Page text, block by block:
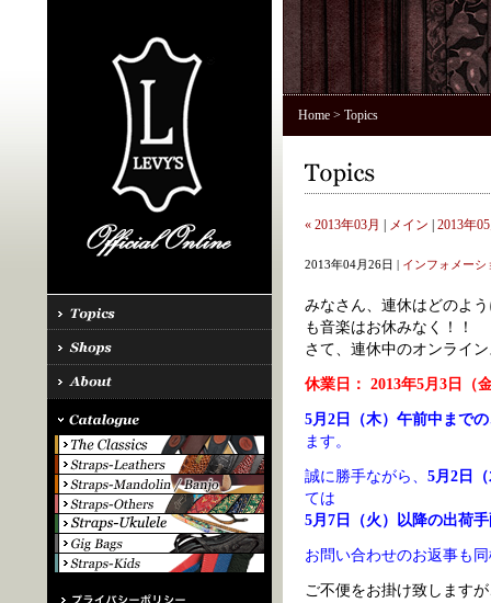
Home> Topics
« 2013年03月 メイン 2013年
2013年04月26日 | インフォメーシ
みなさん、連休はどのよ
も音楽はお休みなく！！
さて、連休中のオンライ
休業日： 2013年5月3日（
5月2日（木）午前中まで
ます。
誠に勝手ながら、 5月2日
ては
5月7日（火）以降の出荷
お問い合わせのお返事も
ご不便をお掛け致します